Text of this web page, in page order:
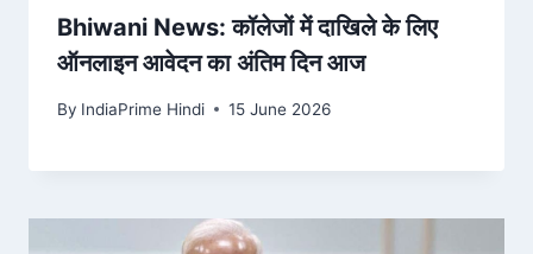
Bhiwani News: कॉलेजों में दाखिले के लिए
ऑनलाइन आवेदन का अंतिम दिन आज
By IndiaPrime Hindi 15 June 2026